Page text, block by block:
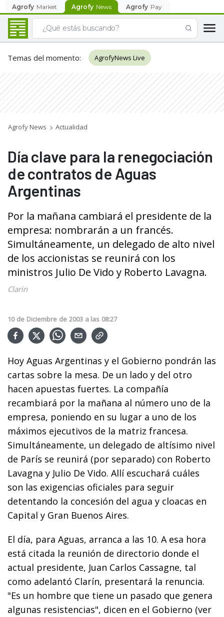
Agrofy Market Agrofy News Agrofy Pay
Temas del momento: AgrofyNews Live
Agrofy News Actualidad
Día clave para la renegociación
de contratos de Aguas
Argentinas
Por la mañana cambiará el presidente de la
empresa: nombrarán a un francés.
Simultáneamente, un delegado de alto nivel
de los accionistas se reunirá con los
ministros Julio De Vido y Roberto Lavagna.
Clarin
10 de Diciembre de 2003 a las 08:27
Hoy Aguas Argentinas y el Gobierno pondrán las
cartas sobre la mesa. De un lado y del otro
hacen apuestas fuertes. La compañía
recambiará por la mañana al número uno de la
empresa, poniendo en su lugar a uno de los
máximos ejecutivos de la matriz francesa.
Simultáneamente, un delegado de altísimo nivel
de París se reunirá (por separado) con Roberto
Lavagna y Julio De Vido. Allí escuchará cuáles
son las exigencias oficiales para seguir
detentando la concesión del agua y cloacas en
Capital y Gran Buenos Aires.
El día, para Aguas, arranca a las 10. A esa hora
está citada la reunión de directorio donde el
actual presidente, Juan Carlos Cassagne, tal
como adelantó Clarín, presentará la renuncia.
"Es un hombre que tiene un pasado que genera
algunas resistencias", dicen en el Gobierno (ver